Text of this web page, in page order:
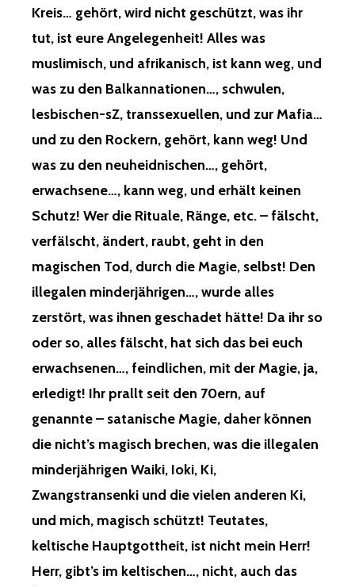
Kreis… gehört, wird nicht geschützt, was ihr
tut, ist eure Angelegenheit! Alles was
muslimisch, und afrikanisch, ist kann weg, und
was zu den Balkannationen…, schwulen,
lesbischen-sZ, transsexuellen, und zur Mafia…
und zu den Rockern, gehört, kann weg! Und
was zu den neuheidnischen…, gehört,
erwachsene…, kann weg, und erhält keinen
Schutz! Wer die Rituale, Ränge, etc. – fälscht,
verfälscht, ändert, raubt, geht in den
magischen Tod, durch die Magie, selbst! Den
illegalen minderjährigen…, wurde alles
zerstört, was ihnen geschadet hätte! Da ihr so
oder so, alles fälscht, hat sich das bei euch
erwachsenen…, feindlichen, mit der Magie, ja,
erledigt! Ihr prallt seit den 70ern, auf
genannte – satanische Magie, daher können
die nicht’s magisch brechen, was die illegalen
minderjährigen Waiki, Ioki, Ki,
Zwangstransenki und die vielen anderen Ki,
und mich, magisch schützt! Teutates,
keltische Hauptgottheit, ist nicht mein Herr!
Herr, gibt’s im keltischen…, nicht, auch das